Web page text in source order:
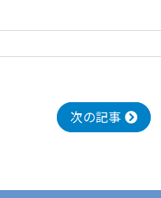
次の記事